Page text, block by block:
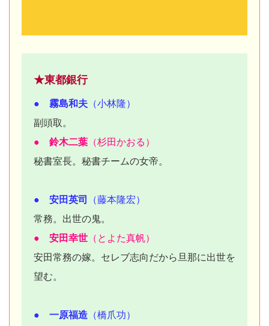
★東都銀行
● 霧島和夫 （小林隆）
副頭取。
● 鈴木二葉 （杉田かおる）
秘書室長。秘書チームの女帝。
● 安田英司
（藤本隆宏）
常務。出世の鬼。
● 安田幸世 （とよた真帆）
安田常務の嫁。セレブ志向だから旦那に出世を
望む。
● 一原福造 （橋爪功）